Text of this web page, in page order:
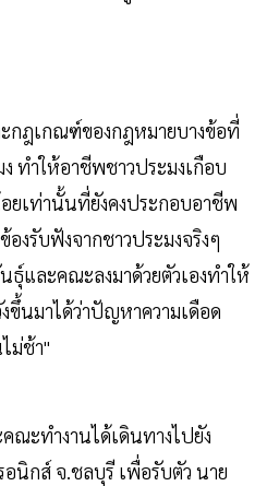
กฎเกณฑ์ของกฎหมายบางข้อที่
ทำให้อาชีพชาวประมงเกือบ
ยเท่านั้นที่ยังคงประกอบอาชีพ
องรับฟังจากชาวประมงจริงๆ
และคณะลงมาด้วยตัวเองทำให้
ขึ้นมาได้ว่าปัญหาความเดือด
ม่ช้า"
ณะทำงานได้เดินทางไปยัง
นิกส์ จ.ชลบุรี เพื่อรับตัว นาย